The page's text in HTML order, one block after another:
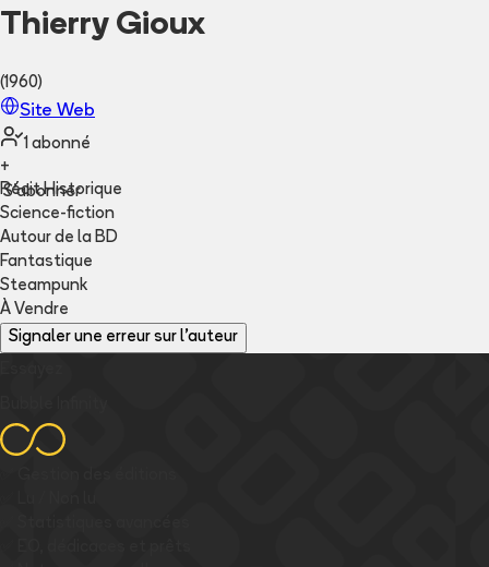
Thierry Gioux
(1960)
Site Web
1 abonné
+
S'abonner
Récit Historique
Science-fiction
Autour de la BD
Fantastique
Steampunk
À Vendre
Signaler une erreur sur l'auteur